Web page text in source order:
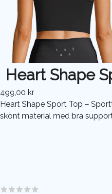
Heart Shape
499,00 kr
Heart Shape Sport Top –
skönt material med bra